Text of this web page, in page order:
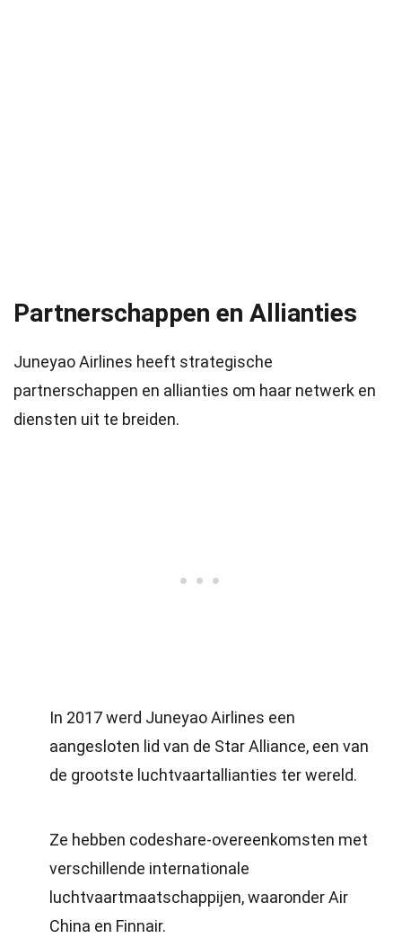
Partnerschappen en Allianties
Juneyao Airlines heeft strategische
partnerschappen en allianties om haar netwerk en
diensten uit te breiden.
In 2017 werd Juneyao Airlines een
aangesloten lid van de Star Alliance, een van
de grootste luchtvaartallianties ter wereld.
Ze hebben codeshare-overeenkomsten met
verschillende internationale
luchtvaartmaatschappijen, waaronder Air
China en Finnair.